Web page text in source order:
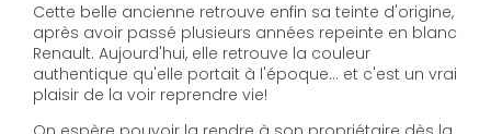
Cette belle ancienne retrouve enfin sa teinte d'origine,
après avoir passé plusieurs années repeinte en blanc
Renault. Aujourd'hui, elle retrouve la couleur
authentique qu'elle portait à l'époque... et c'est un vrai
plaisir de la voir reprendre vie!